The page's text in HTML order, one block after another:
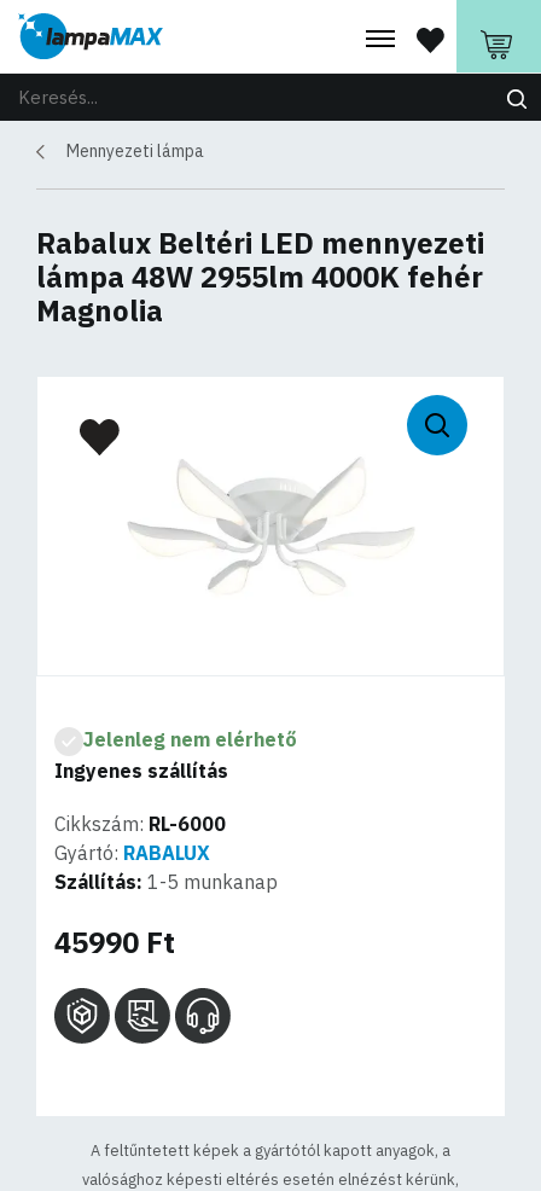
Mennyezeti lámpa
Rabalux Beltéri LED mennyezeti
lámpa 48W 2955lm 4000K fehér
Magnolia
Jelenleg nem elérhető
Ingyenes szállítás
Cikkszám: RL-6000
Gyártó: RABALUX
Szállítás: 1-5 munkanap
45990 Ft
A feltűntetett képek a gyártótól kapott anyagok, a
valósághoz képesti eltérés esetén elnézést kérünk,